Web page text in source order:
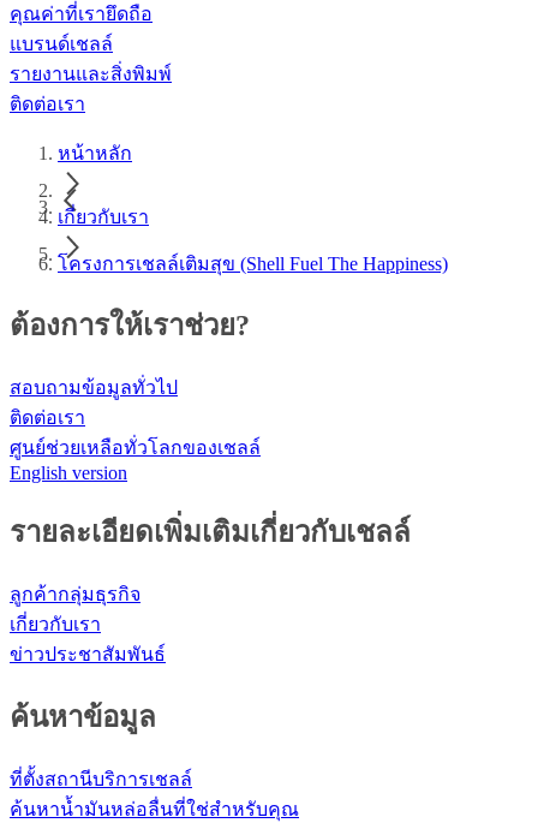
คุณค่าที่เรายึดถือ
แบรนด์เชลล์
รายงานและสิ่งพิมพ์
ติดต่อเรา
หน้าหลัก
เกี่ยวกับเรา
โครงการเชลล์เติมสุข (Shell Fuel The Happiness)
ต้องการให้เราช่วย?
สอบถามข้อมูลทั่วไป
ติดต่อเรา
ศูนย์ช่วยเหลือทั่วโลกของเชลล์
English version
รายละเอียดเพิ่มเติมเกี่ยวกับเชลล์
ลูกค้ากลุ่มธุรกิจ
เกี่ยวกับเรา
ข่าวประชาสัมพันธ์
ค้นหาข้อมูล
ที่ตั้งสถานีบริการเชลล์
ค้นหาน้ำมันหล่อลื่นที่ใช่สำหรับคุณ